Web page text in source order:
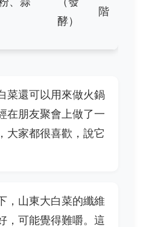
酵）
階
菜還可以用來做火鍋
在朋友聚會上做了一
大家都很喜歡，說它
，山東大白菜的纖維
，可能覺得難嚼。這